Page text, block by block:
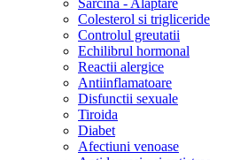
Sarcina - Alaptare
Colesterol si trigliceride
Controlul greutatii
Echilibrul hormonal
Reactii alergice
Antiinflamatoare
Disfunctii sexuale
Tiroida
Diabet
Afectiuni venoase